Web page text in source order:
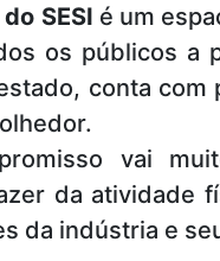
SESI é um
os públicos a
conta
vai
da atividade
da indústria e